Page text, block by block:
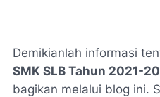
Demikianlah informasi
SMK SLB Tahun 2021-
bagikan melalui blog ini.